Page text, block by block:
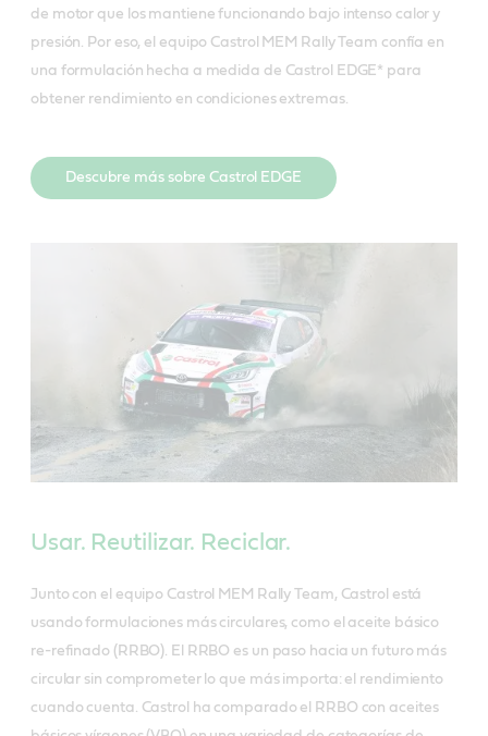
de motor que los mantiene funcionando bajo intenso calor y
presión. Por eso, el equipo Castrol MEM Rally Team confía en
una formulación hecha a medida de Castrol EDGE* para
obtener rendimiento en condiciones extremas.
Descubre más sobre Castrol EDGE
Usar. Reutilizar. Reciclar.
Junto con el equipo Castrol MEM Rally Team, Castrol está
usando formulaciones más circulares, como el aceite básico
re-refinado (RRBO). El RRBO es un paso hacia un futuro más
circular sin comprometer lo que más importa: el rendimiento
cuando cuenta. Castrol ha comparado el RRBO con aceites